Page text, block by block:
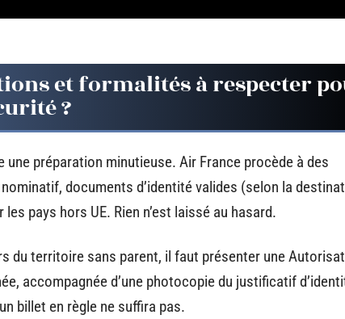
et formalités à respecter
?
une préparation minutieuse. Air France procède à des
documents d’identité valides (selon la
pays hors UE. Rien n’est laissé au hasard.
du territoire sans parent, il faut présenter une
accompagnée d’une photocopie du justificatif
billet en règle ne suffira pas.